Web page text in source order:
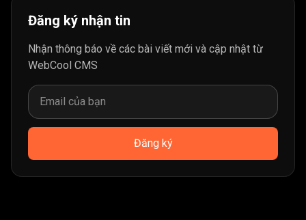
Đăng ký nhận tin
Nhận thông báo về các bài viết mới và cập nhật từ
WebCool CMS
Đăng ký